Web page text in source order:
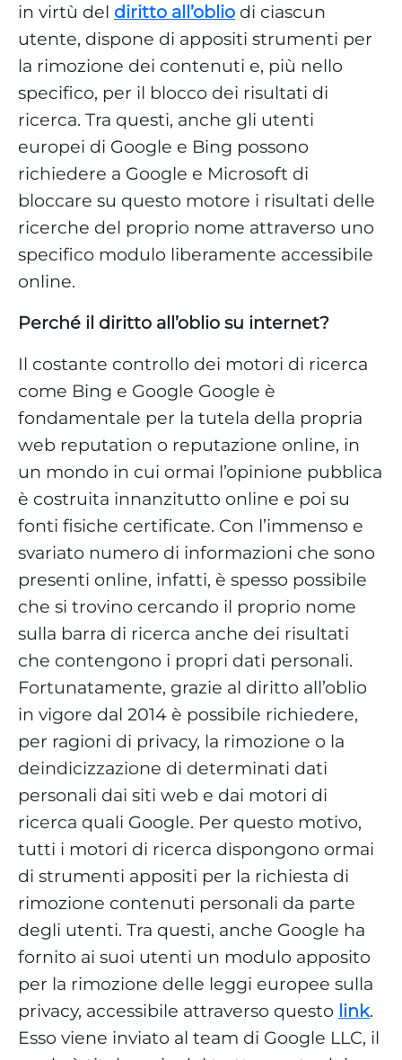
in virtù del diritto all’oblio di ciascun
utente, dispone di appositi strumenti per
la rimozione dei contenuti e, più nello
specifico, per il blocco dei risultati di
ricerca. Tra questi, anche gli utenti
europei di Google e Bing possono
richiedere a Google e Microsoft di
bloccare su questo motore i risultati delle
ricerche del proprio nome attraverso uno
specifico modulo liberamente accessibile
online.
Perché il diritto all’oblio su internet?
Il costante controllo dei motori di ricerca
come Bing e Google Google è
fondamentale per la tutela della propria
web reputation o reputazione online, in
un mondo in cui ormai l’opinione pubblica
è costruita innanzitutto online e poi su
fonti fisiche certificate. Con l’immenso e
svariato numero di informazioni che sono
presenti online, infatti, è spesso possibile
che si trovino cercando il proprio nome
sulla barra di ricerca anche dei risultati
che contengono i propri dati personali.
Fortunatamente, grazie al diritto all’oblio
in vigore dal 2014 è possibile richiedere,
per ragioni di privacy, la rimozione o la
deindicizzazione di determinati dati
personali dai siti web e dai motori di
ricerca quali Google. Per questo motivo,
tutti i motori di ricerca dispongono ormai
di strumenti appositi per la richiesta di
rimozione contenuti personali da parte
degli utenti. Tra questi, anche Google ha
fornito ai suoi utenti un modulo apposito
per la rimozione delle leggi europee sulla
privacy, accessibile attraverso questo link.
Esso viene inviato al team di Google LLC, il